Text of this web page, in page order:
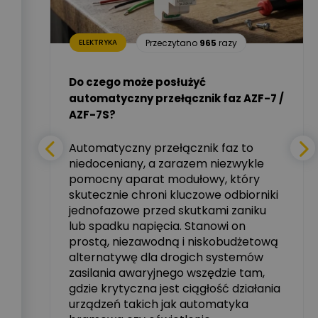
Dariusz Placek
Ekspert mgr inż.
elektronik i informatyk,
Hager Polska Sp. z o.o.
Zadaj pytanie
Ekspert
Ekspert ABB
Ekspert, ABB Zadaj pytanie
Michał Szulborski
Ekspert ETI - Dr inż. w
dziedzinie Aparatów
Elektrycznych / Senior
R&D Scientist / Product
Manager
Zadaj pytanie
ELEKTRYKA Przeczytano 965 razy
Do czego może posłużyć
automatyczny przełącznik faz AZF-7 /
AZF-7S?
Automatyczny przełącznik faz to
niedoceniany, a zarazem niezwykle
pomocny aparat modułowy, który
skutecznie chroni kluczowe odbiorniki
jednofazowe przed skutkami zaniku
lub spadku napięcia. Stanowi on
prostą, niezawodną i niskobudżetową
alternatywę dla drogich systemów
zasilania awaryjnego wszędzie tam,
gdzie krytyczna jest ciągłość działania
urządzeń takich jak automatyka